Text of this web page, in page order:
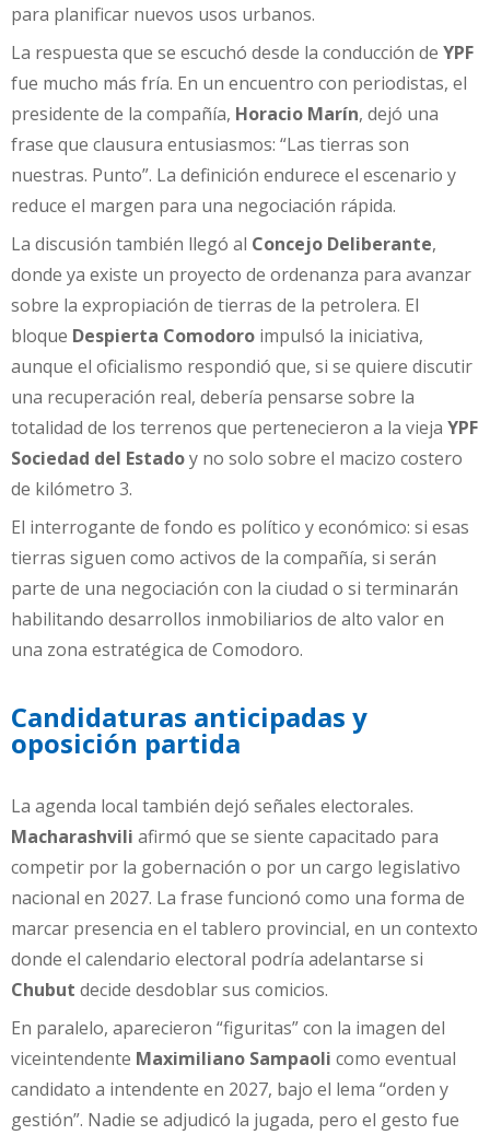
para planificar nuevos usos urbanos.
La respuesta que se escuchó desde la conducción de YPF
fue mucho más fría. En un encuentro con periodistas, el
presidente de la compañía, Horacio Marín, dejó una
frase que clausura entusiasmos: “Las tierras son
nuestras. Punto”. La definición endurece el escenario y
reduce el margen para una negociación rápida.
La discusión también llegó al Concejo Deliberante,
donde ya existe un proyecto de ordenanza para avanzar
sobre la expropiación de tierras de la petrolera. El
bloque Despierta Comodoro impulsó la iniciativa,
aunque el oficialismo respondió que, si se quiere discutir
una recuperación real, debería pensarse sobre la
totalidad de los terrenos que pertenecieron a la vieja YPF
Sociedad del Estadoy no solo sobre el macizo costero
de kilómetro 3.
El interrogante de fondo es político y económico: si esas
tierras siguen como activos de la compañía, si serán
parte de una negociación con la ciudad o si terminarán
habilitando desarrollos inmobiliarios de alto valor en
una zona estratégica de Comodoro.
Candidaturas anticipadas y
oposición partida
La agenda local también dejó señales electorales.
Macharashvili afirmó que se siente capacitado para
competir por la gobernación o por un cargo legislativo
nacional en 2027. La frase funcionó como una forma de
marcar presencia en el tablero provincial, en un contexto
donde el calendario electoral podría adelantarse si
Chubut decide desdoblar sus comicios.
En paralelo, aparecieron “figuritas” con la imagen del
viceintendente Maximiliano Sampaoli como eventual
candidato a intendente en 2027, bajo el lema “orden y
gestión”. Nadie se adjudicó la jugada, pero el gesto fue